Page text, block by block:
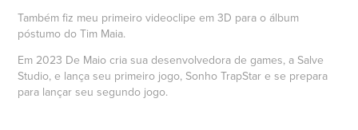
Também fiz meu primeiro videoclipe em 3D para o álbum
póstumo do Tim Maia.
Em 2023 De Maio cria sua desenvolvedora de games, a Salve
Studio, e lança seu primeiro jogo, Sonho TrapStar e se prepara
para lançar seu segundo jogo.